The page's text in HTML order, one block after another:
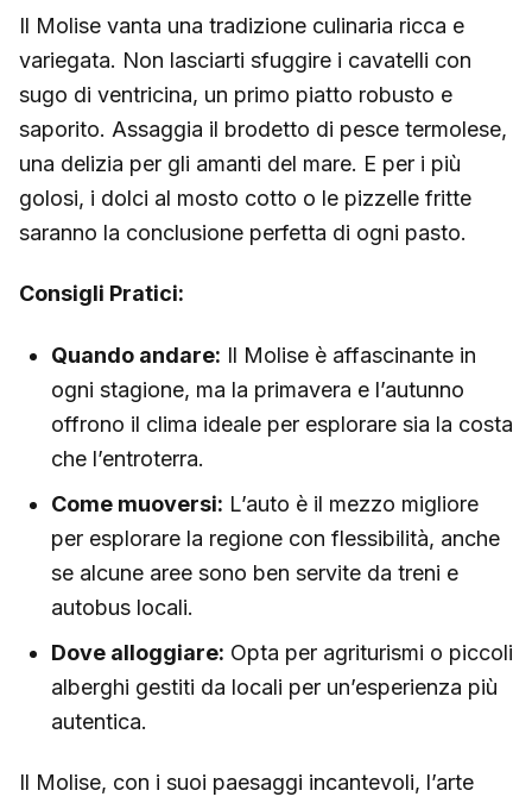
Il Molise vanta una tradizione culinaria ricca e
variegata. Non lasciarti sfuggire i cavatelli con
sugo di ventricina, un primo piatto robusto e
saporito. Assaggia il brodetto di pesce termolese,
una delizia per gli amanti del mare. E per i più
golosi, i dolci al mosto cotto o le pizzelle fritte
saranno la conclusione perfetta di ogni pasto.
Consigli Pratici:
Quando andare: Il Molise è affascinante in
ogni stagione, ma la primavera e l’autunno
offrono il clima ideale per esplorare sia la costa
che l’entroterra.
Come muoversi: L’auto è il mezzo migliore
per esplorare la regione con flessibilità, anche
se alcune aree sono ben servite da treni e
autobus locali.
Dove alloggiare: Opta per agriturismi o piccoli
alberghi gestiti da locali per un’esperienza più
autentica.
Il Molise, con i suoi paesaggi incantevoli, l’arte